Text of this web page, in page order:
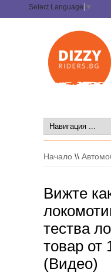
Select Language ▼
Начало \\
Вижте
тества
товар от
(Видео)